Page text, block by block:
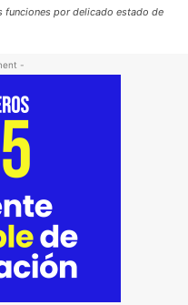
funciones por delicado estado de
-